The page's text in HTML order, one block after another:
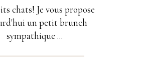
SUR
chats! Je vous propose
un petit brunch
sympathique ...